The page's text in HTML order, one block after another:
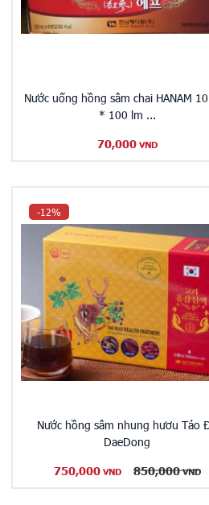
Nước uống hồng sâm chai HANAM
* 100 lm ...
70,000 VND
-12%
Nước hồng sâm nhung hươu Táo
DaeDong
750,000 VND 850,000 VND